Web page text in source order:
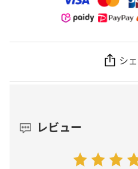
シ
レビュー